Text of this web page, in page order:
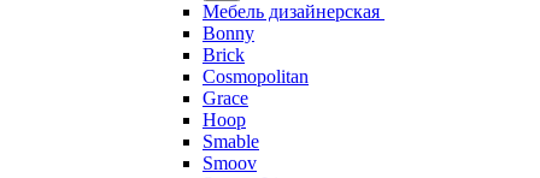
Мебель дизайнерская
Bonny
Brick
Cosmopolitan
Grace
Hoop
Smable
Smoov